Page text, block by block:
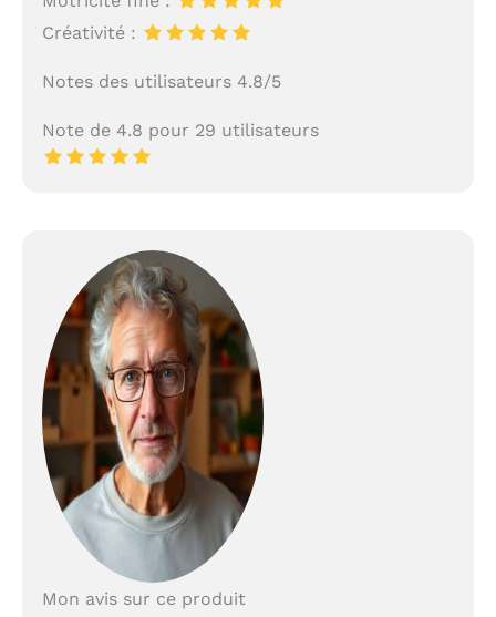
Créativité :
Notes des utilisateurs 4.8/5
Note de 4.8 pour 29 utilisateurs
Mon avis sur ce produit